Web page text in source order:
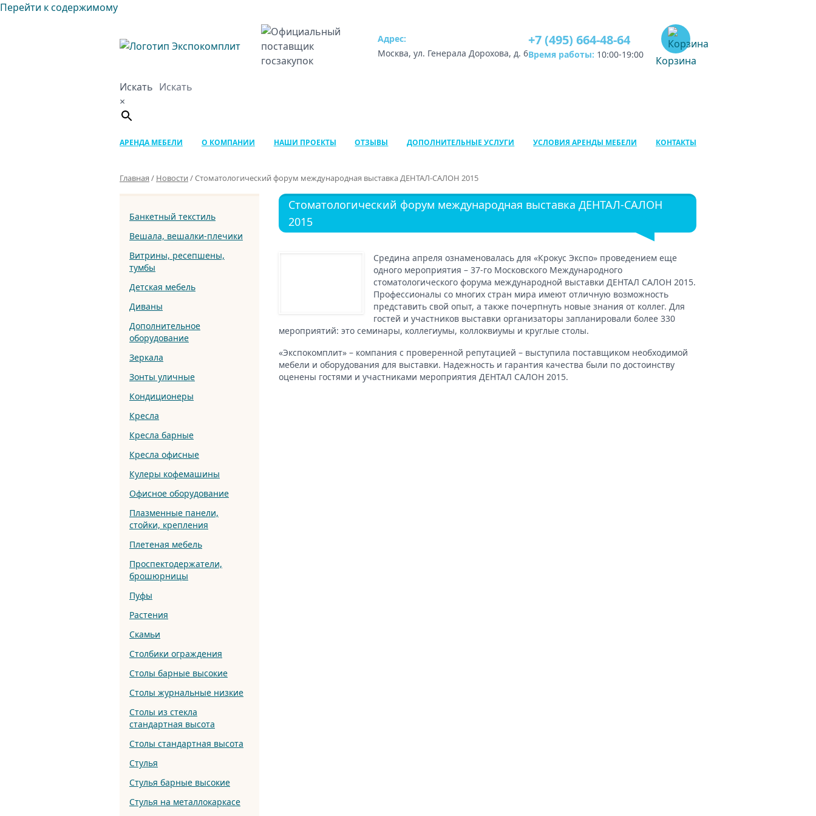
Перейти к содержимому
Адрес:
Москва, ул. Генерала Дорохова, д. 6
+7 (495) 664-48-64
Время работы: 10:00-19:00
Корзина
Искать
×
АРЕНДА МЕБЕЛИ О КОМПАНИИ НАШИ ПРОЕКТЫ ОТЗЫВЫ ДОПОЛНИТЕЛЬНЫЕ УСЛУГИ УСЛОВИЯ АРЕНДЫ МЕБЕЛИ КОНТАКТЫ
Главная / Новости/Стоматологический форум международная выставка ДЕНТАЛ-САЛОН 2015
Банкетный текстиль
Вешала, вешалки-плечики
Витрины, ресепшены,
тумбы
Детская мебель
Диваны
Дополнительное
оборудование
Зеркала
Зонты уличные
Кондиционеры
Кресла
Кресла барные
Кресла офисные
Кулеры кофемашины
Офисное оборудование
Плазменные панели,
стойки, крепления
Плетеная мебель
Проспектодержатели,
брошюрницы
Пуфы
Растения
Скамьи
Столбики ограждения
Столы барные высокие
Столы журнальные низкие
Столы из стекла
стандартная высота
Столы стандартная высота
Стулья
Стулья барные высокие
Стулья на металлокаркасе
Стоматологический форум международная выставка ДЕНТАЛ-САЛОН
2015
Средина апреля ознаменовалась для «Крокус Экспо» проведением еще
одного мероприятия – 37-го Московского Международного
стоматологического форума международной выставки ДЕНТАЛ САЛОН 2015.
Профессионалы со многих стран мира имеют отличную возможность
представить свой опыт, а также почерпнуть новые знания от коллег. Для
гостей и участников выставки организаторы запланировали более 330
мероприятий: это семинары, коллегиумы, коллоквиумы и круглые столы.
«Экспокомплит» – компания с проверенной репутацией – выступила поставщиком необходимой
мебели и оборудования для выставки. Надежность и гарантия качества были по достоинству
оценены гостями и участниками мероприятия ДЕНТАЛ САЛОН 2015.